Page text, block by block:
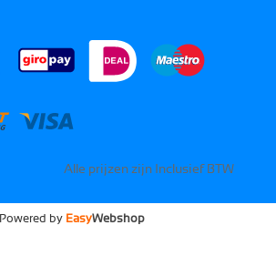
Alle prijzen zijn Inclusief BTW
Powered by EasyWebshop